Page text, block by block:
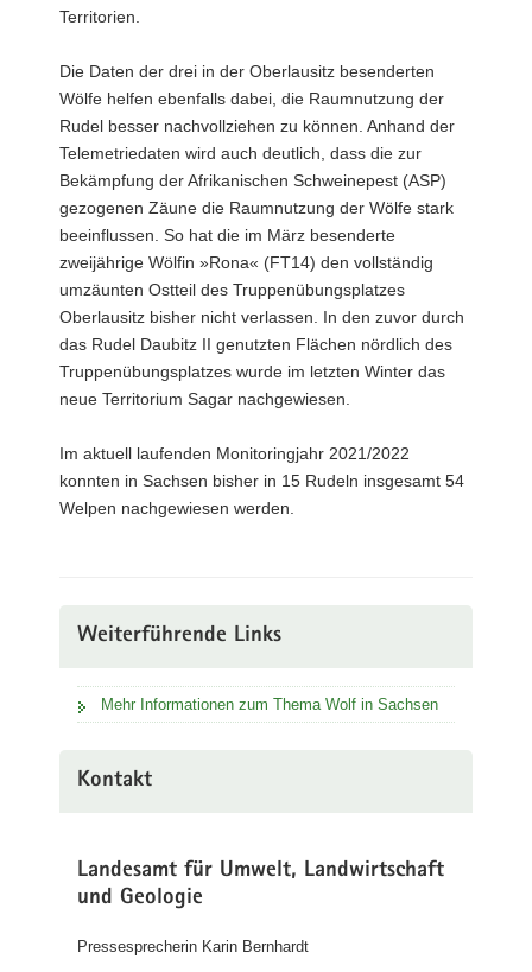
Territorien.
Die Daten der drei in der Oberlausitz besenderten
Wölfe helfen ebenfalls dabei, die Raumnutzung der
Rudel besser nachvollziehen zu können. Anhand der
Telemetriedaten wird auch deutlich, dass die zur
Bekämpfung der Afrikanischen Schweinepest (ASP)
gezogenen Zäune die Raumnutzung der Wölfe stark
beeinflussen. So hat die im März besenderte
zweijährige Wölfin »Rona« (FT14) den vollständig
umzäunten Ostteil des Truppenübungsplatzes
Oberlausitz bisher nicht verlassen. In den zuvor durch
das Rudel Daubitz II genutzten Flächen nördlich des
Truppenübungsplatzes wurde im letzten Winter das
neue Territorium Sagar nachgewiesen.
Im aktuell laufenden Monitoringjahr 2021/2022
konnten in Sachsen bisher in 15 Rudeln insgesamt 54
Welpen nachgewiesen werden.
Weiterführende Links
Mehr Informationen zum Thema Wolf in Sachsen
Kontakt
Landesamt für Umwelt, Landwirtschaft
und Geologie
Pressesprecherin Karin Bernhardt